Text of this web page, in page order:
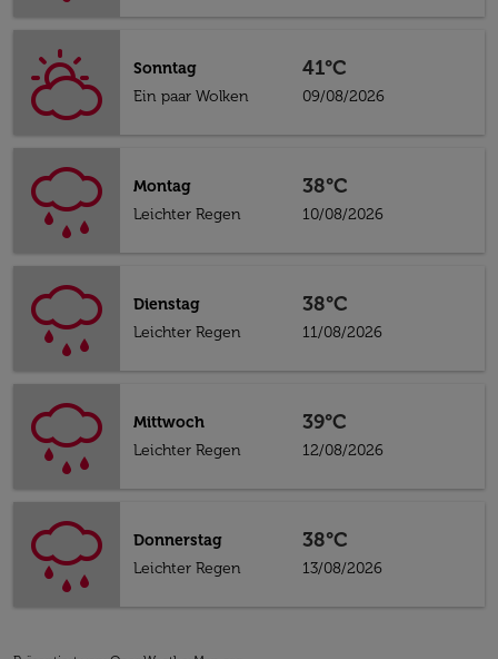
Sonntag
Ein paar Wolken
41°C
09/08/2026
Montag
Leichter Regen
38°C
10/08/2026
Dienstag
Leichter Regen
38°C
11/08/2026
Mittwoch
Leichter Regen
39°C
12/08/2026
Donnerstag
Leichter Regen
38°C
13/08/2026